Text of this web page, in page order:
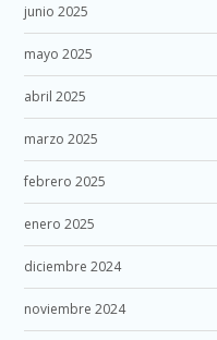
junio 2025
mayo 2025
abril 2025
marzo 2025
febrero 2025
enero 2025
diciembre 2024
noviembre 2024